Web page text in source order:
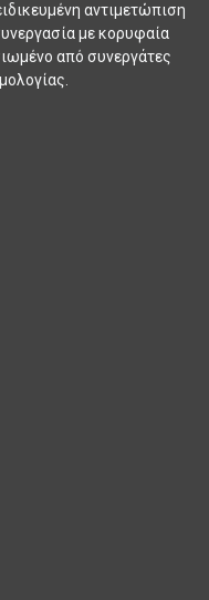
αντιμετώπιση
με κορυφαία
από συνεργάτες